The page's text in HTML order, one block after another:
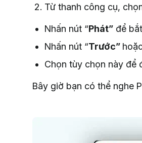
Từ thanh công cụ,
Nhấn nút “Phát” để
Nhấn nút “Trước”
Chọn tùy chọn này để
Bây giờ bạn có thể nghe